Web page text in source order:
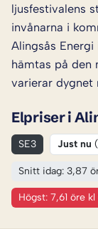
ljusfestivalens
invånarna i
Alingsås
hämtas på den
varierar dygnet
Elpriser i
SE3 Just nu
Snitt idag: 3,87
Högst: 7,61 öre